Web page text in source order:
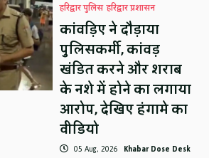
हरिद्वार पुलिस हरिद्वार प्रशासन
कांवड़िए ने दौड़ाया
पुलिसकर्मी, कांवड़
खंडित करने और शराब
के नशे में होने का लगाया
आरोप, देखिए हंगामे का
वीडियो
05 Aug, 2026 Khabar Dose Desk